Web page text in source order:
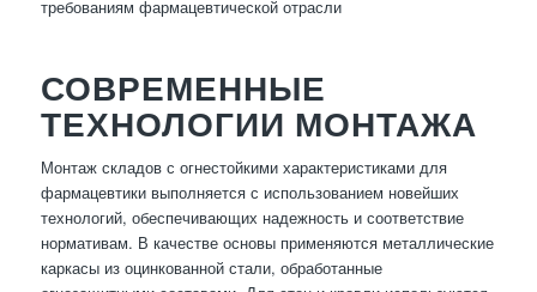
требованиям фармацевтической отрасли
СОВРЕМЕННЫЕ
ТЕХНОЛОГИИ МОНТАЖА
Монтаж складов с огнестойкими характеристиками для
фармацевтики выполняется с использованием новейших
технологий, обеспечивающих надежность и соответствие
нормативам. В качестве основы применяются металлические
каркасы из оцинкованной стали, обработанные